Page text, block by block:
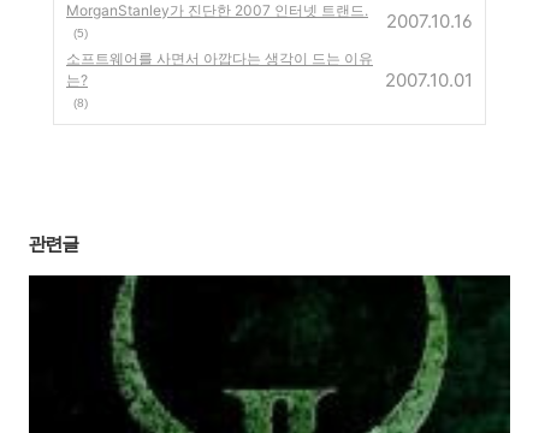
MorganStanley가 진단한 2007 인터넷 트랜드.
(5)
2007.10.16
소프트웨어를 사면서 아깝다는 생각이 드는 이유
는?
(8)
2007.10.01
관련글